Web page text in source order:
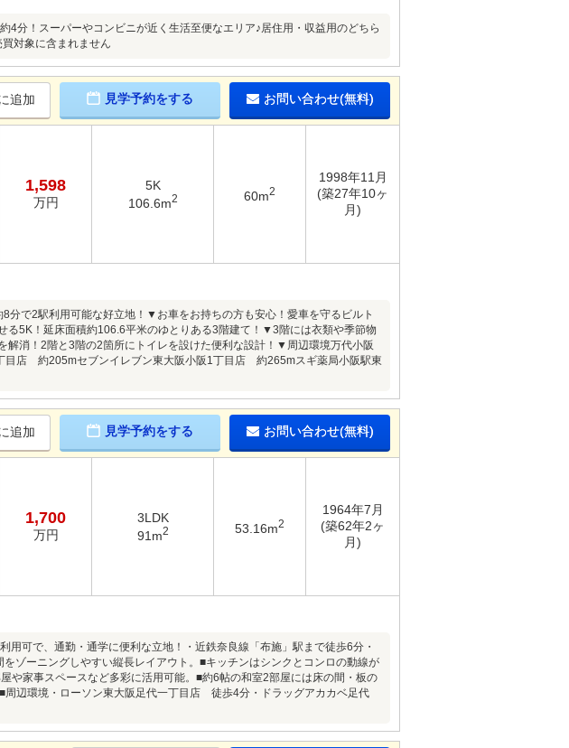
分！スーパーやコンビニが近く生活至便なエリア♪居住用・収益用のどちら
対象に含まれません
追加 見学予約をする お問い合わせ(無料)
1,598
万円
5K
106.6m2 60m2
1998年11月
(築27年10ヶ
月)
で2駅利用可能な好立地！▼お車をお持ちの方も安心！愛車を守るビルト
5K！延床面積約106.6平米のゆとりある3階建て！▼3階には衣類や季節物
消！2階と3階の2箇所にトイレを設けた便利な設計！▼周辺環境万代小阪
店 約205mセブンイレブン東大阪小阪1丁目店 約265mスギ薬局小阪駅東
追加 見学予約をする お問い合わせ(無料)
1,700
万円
3LDK
91m2 53.16m2
1964年7月
(築62年2ヶ
月)
で、通勤・通学に便利な立地！・近鉄奈良線「布施」駅まで徒歩6分・
ゾーニングしやすい縦長レイアウト。■キッチンはシンクとコンロの動線が
や家事スペースなど多彩に活用可能。■約6帖の和室2部屋には床の間・板の
辺環境・ローソン東大阪足代一丁目店 徒歩4分・ドラッグアカカベ足代